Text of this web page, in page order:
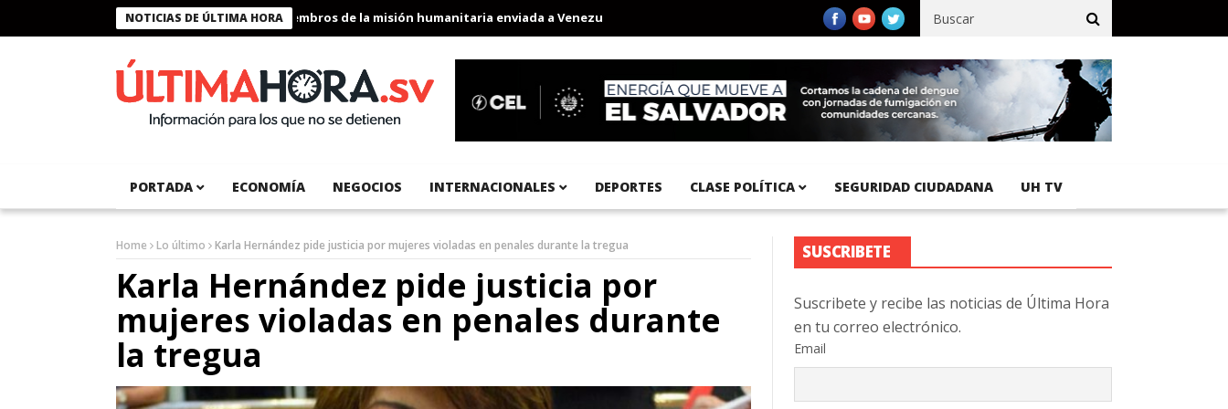
NOTICIAS DE ÚLTIMA HORA
Presidente Bukele condecora a miembros de la misión humanitaria enviada a Venezuela Aeropuerto Internacional del Pacífico registra 92 % de avance en obras de terracería
PORTADA ECONOMÍA NEGOCIOS INTERNACIONALES DEPORTES CLASE POLÍTICA SEGURIDAD CIUDADANA UH TV
Home Lo último Karla Hernández pide justicia por mujeres violadas en penales durante la tregua
Karla Hernández pide justicia por
mujeres violadas en penales durante
la tregua
SUSCRIBETE
Suscribete y recibe las noticias de Última Hora
en tu correo electrónico.
Email